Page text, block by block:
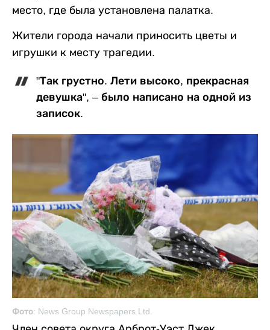
место, где была установлена палатка.
Жители города начали приносить цветы и
игрушки к месту трагедии.
"Так грустно. Лети высоко, прекрасная
девушка", – было написано на одной из
записок.
Фото: News Group Newspapers Ltd.